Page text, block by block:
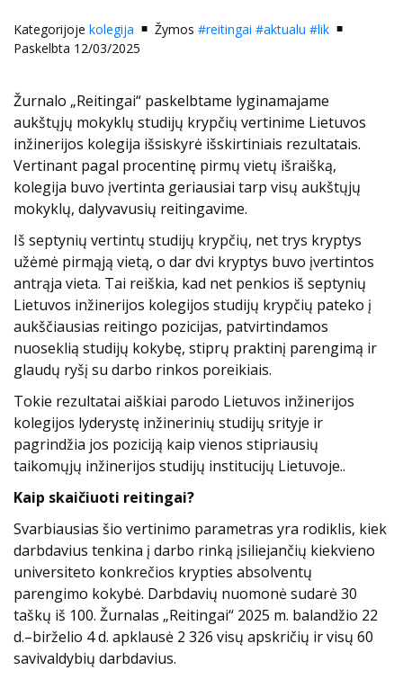
Kategorijoje kolegija Žymos #reitingai #aktualu #lik
Paskelbta 12/03/2025
Žurnalo „Reitingai“ paskelbtame lyginamajame
aukštųjų mokyklų studijų krypčių vertinime Lietuvos
inžinerijos kolegija išsiskyrė išskirtiniais rezultatais.
Vertinant pagal procentinę pirmų vietų išraišką,
kolegija buvo įvertinta geriausiai tarp visų aukštųjų
mokyklų, dalyvavusių reitingavime.
Iš septynių vertintų studijų krypčių, net trys kryptys
užėmė pirmąją vietą, o dar dvi kryptys buvo įvertintos
antrąja vieta. Tai reiškia, kad net penkios iš septynių
Lietuvos inžinerijos kolegijos studijų krypčių pateko į
aukščiausias reitingo pozicijas, patvirtindamos
nuoseklią studijų kokybę, stiprų praktinį parengimą ir
glaudų ryšį su darbo rinkos poreikiais.
Tokie rezultatai aiškiai parodo Lietuvos inžinerijos
kolegijos lyderystę inžinerinių studijų srityje ir
pagrindžia jos poziciją kaip vienos stipriausių
taikomųjų inžinerijos studijų institucijų Lietuvoje..
Kaip skaičiuoti reitingai?
Svarbiausias šio vertinimo parametras yra rodiklis, kiek
darbdavius tenkina į darbo rinką įsiliejančių kiekvieno
universiteto konkrečios krypties absolventų
parengimo kokybė. Darbdavių nuomonė sudarė 30
taškų iš 100. Žurnalas „Reitingai“ 2025 m. balandžio 22
d.–birželio 4 d. apklausė 2 326 visų apskričių ir visų 60
savivaldybių darbdavius.